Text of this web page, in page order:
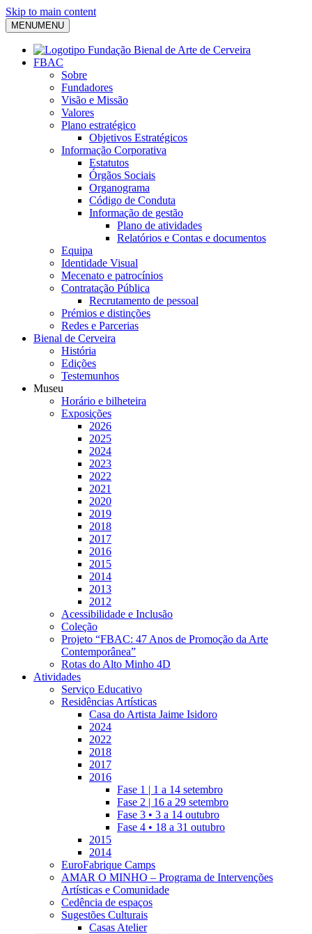
Skip to main content
MENUMENU
FBAC
Sobre
Fundadores
Visão e Missão
Valores
Plano estratégico
Objetivos Estratégicos
Informação Corporativa
Estatutos
Órgãos Sociais
Organograma
Código de Conduta
Informação de gestão
Plano de atividades
Relatórios e Contas e documentos
Equipa
Identidade Visual
Mecenato e patrocínios
Contratação Pública
Recrutamento de pessoal
Prémios e distinções
Redes e Parcerias
Bienal de Cerveira
História
Edições
Testemunhos
Museu
Horário e bilheteira
Exposições
2026
2025
2024
2023
2022
2021
2020
2019
2018
2017
2016
2015
2014
2013
2012
Acessibilidade e Inclusão
Coleção
Projeto “FBAC: 47 Anos de Promoção da Arte
Contemporânea”
Rotas do Alto Minho 4D
Atividades
Serviço Educativo
Residências Artísticas
Casa do Artista Jaime Isidoro
2024
2022
2018
2017
2016
Fase 1 | 1 a 14 setembro
Fase 2 | 16 a 29 setembro
Fase 3 • 3 a 14 outubro
Fase 4 • 18 a 31 outubro
2015
2014
EuroFabrique Camps
AMAR O MINHO – Programa de Intervenções
Artísticas e Comunidade
Cedência de espaços
Sugestões Culturais
Casas Atelier